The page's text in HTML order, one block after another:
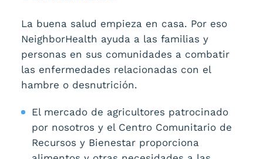
La buena salud empieza en casa. Por eso
NeighborHealth ayuda a las familias y
personas en sus comunidades a combatir
las enfermedades relacionadas con el
hambre o desnutrición.
El mercado de agricultores patrocinado
por nosotros y el Centro Comunitario de
Recursos y Bienestar proporciona